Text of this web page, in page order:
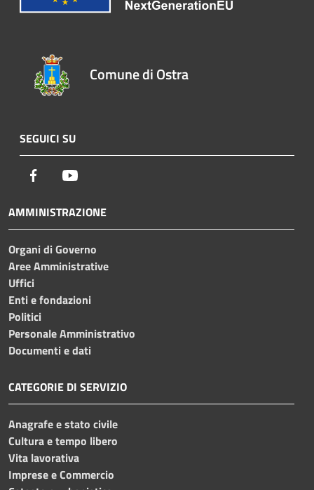
Comune di Ostra
SEGUICI SU
Facebook
AMMINISTRAZIONE
Organi di Governo
Aree Amministrative
Uffici
Enti e fondazioni
Politici
Personale Amministrativo
Documenti e dati
CATEGORIE DI SERVIZIO
Anagrafe e stato civile
Cultura e tempo libero
Vita lavorativa
Imprese e Commercio